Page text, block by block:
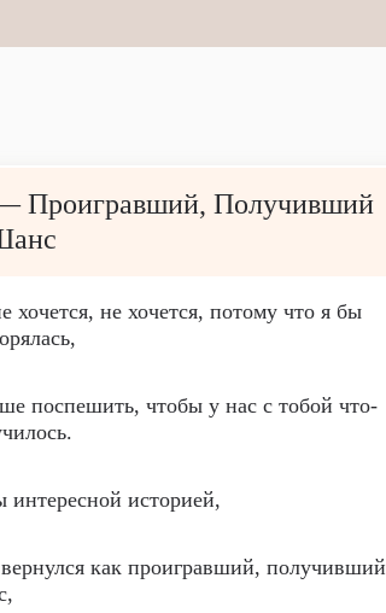
Проигравший, Получивший
хочется, не хочется, потому что я бы
поспешить, чтобы у нас с тобой что-
интересной историей,
как проигравший, получивший